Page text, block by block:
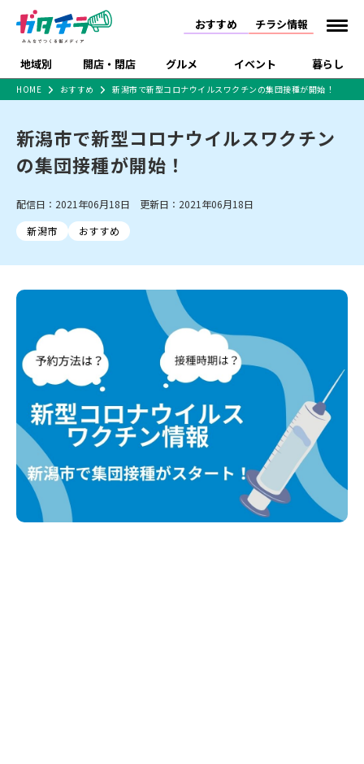
おすすめ チラシ情報
地域別 開店・閉店 グルメ イベント 暮らし
新潟市 下越
新潟市中央区 新潟市東区 新潟市西区
新潟市北区
新潟市南区
新潟市江南区 新潟市秋葉区
新潟市西蒲区
新発田・聖籠
三条・加茂・田上
五泉・阿賀野・阿賀
長岡・見附
小千谷・十日町・津南
魚沼・南魚沼・湯沢
柏崎・刈羽・出雲崎
開店 閉店
新潟市・開店
新潟市・閉店
ラーメン 現地レポート
ご当地グルメ テイクアウト
季節・期間限定
カフェ
居酒屋・バー 焼肉
パスタ
パン・ベーカリー
タレカツ・豚カツ
デカ盛り・大盛り
旨辛・激辛
定食・町定食 海鮮・鮨
そば・うどん
日本酒・新潟清酒
ワイン・クラフトビール
ケーキ・パフェ
忘新年会・歓送迎会
体験・販売 祭り・伝統行事
酒月
セミナー・講演会 子ども向け 花火大会
入場無料
住宅展示場
完成見学会 学生スポーツ アルビレックス
施設・ショップ
住宅メーカー・工務
食品メーカー・県産
品
温泉・入浴
リラクゼーション・整体
スキー場
病院・クリニック
イオンモール
ラブラ万代・ラブラ2
ビルボードプレイスBP
新潟伊勢丹
ピア万代
リバーサイド千秋
セツコママ ランキング
開店まとめ
閉店まとめ 人気記事まとめ
定食まとめ
ラーメンまとめ
飲食店まとめ
ショッピングモール・
外食・テイクアウト
新車・中古車・カー用品
旅行・レジャー
家電・携帯電話
冠婚葬祭
習い事・塾 通販・EC イベント
求人
官公庁・自治体
新潟市 チラシ
長岡・見附 チラシ
上越・妙高・糸魚川 チラシ
注目 チラシ
週末セール
火曜セール
オープン・リニューアルセール
周年祭・感謝祭セール
年末・初売りセール
HOME おすすめ 新潟市で新型コロナウイルスワクチンの集団接種が開始！
新潟市で新型コロナウイルスワクチン
の集団接種が開始！
配信日：2021年06月18日 更新日：2021年06月18日
新潟市
おすすめ